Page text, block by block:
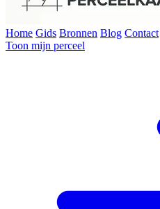
Home Gids Bronnen Blog Contact
Toon mijn perceel